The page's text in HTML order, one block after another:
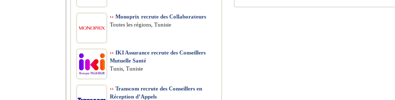
›› Monoprix recrute des Collaborateurs
Toutes les régions, Tunisie
›› IKI Assurance recrute des Conseillers
Mutuelle Santé
Tunis, Tunisie
›› Transcom recrute des Conseillers en
Réception d’Appels